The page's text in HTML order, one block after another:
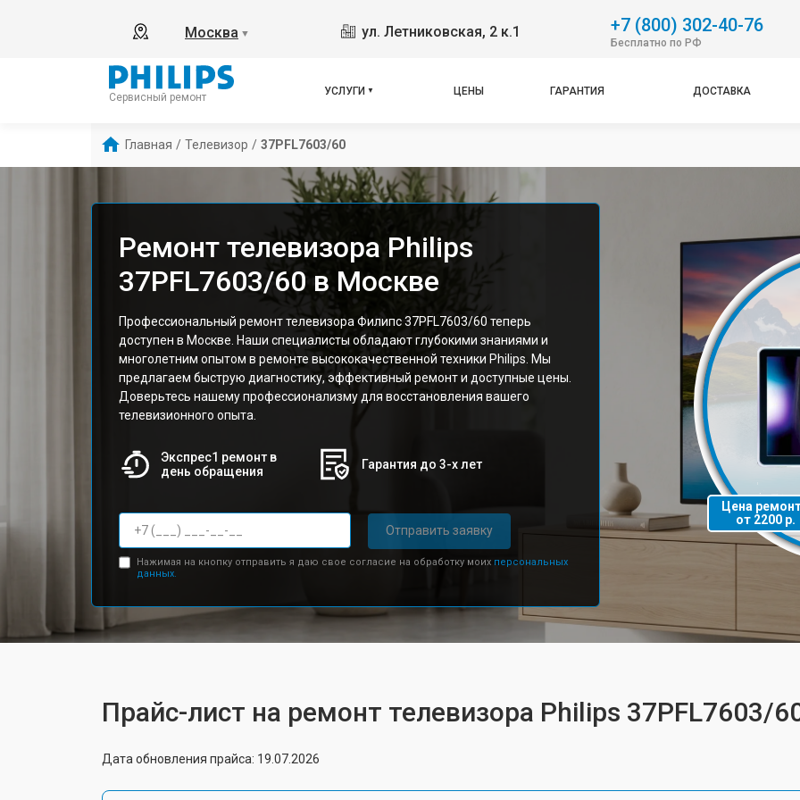
Москва ▼ ул. Летниковская, 2 к.1 +7 (800) 302-40-76
Бесплатно по РФ
Сервисный ремонт
УСЛУГИ ЦЕНЫ ГАРАНТИЯ ДОСТАВКА
Главная / Телевизор / 37PFL7603/60
Ремонт телевизора Philips
37PFL7603/60 в Москве
Профессиональный ремонт телевизора Филипс 37PFL7603/60 теперь
доступен в Москве. Наши специалисты обладают глубокими знаниями и
многолетним опытом в ремонте высококачественной техники Philips. Мы
предлагаем быструю диагностику, эффективный ремонт и доступные цены.
Доверьтесь нашему профессионализму для восстановления вашего
телевизионного опыта.
Экспрес1 ремонт в
день обращения
Гарантия до 3-х лет
Отправить заявку
Нажимая на кнопку отправить я даю свое согласие на обработку моих персональных
данных.
Цена
от 2200 р.
Прайс-лист на ремонт телевизора Philips 37PFL7603/
Дата обновления прайса: 19.07.2026